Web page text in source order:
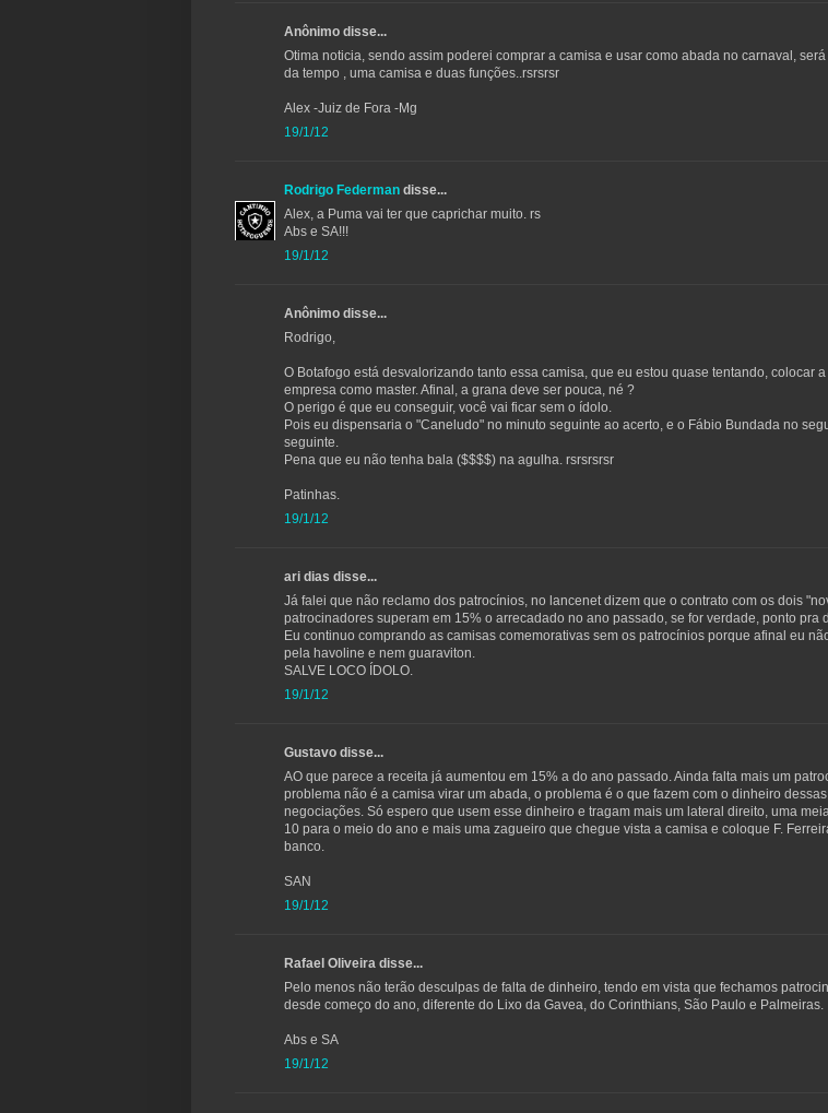
Anônimo disse...
Otima noticia, sendo assim poderei comprar a camisa e usar como abada no carnaval,
da tempo , uma camisa e duas funções..rsrsrsr
Alex -Juiz de Fora -Mg
19/1/12
Rodrigo Federman disse...
Alex, a Puma vai ter que caprichar muito. rs
Abs e SA!!!
19/1/12
Anônimo disse...
Rodrigo,
O Botafogo está desvalorizando tanto essa camisa, que eu estou quase tentando, colocar
empresa como master. Afinal, a grana deve ser pouca, né ?
O perigo é que eu conseguir, você vai ficar sem o ídolo.
Pois eu dispensaria o "Caneludo" no minuto seguinte ao acerto, e o Fábio Bundada no
seguinte.
Pena que eu não tenha bala ($$$$) na agulha. rsrsrsrsr
Patinhas.
19/1/12
ari dias disse...
Já falei que não reclamo dos patrocínios, no lancenet dizem que o contrato com os dois
patrocinadores superam em 15% o arrecadado no ano passado, se for verdade, ponto pra
Eu continuo comprando as camisas comemorativas sem os patrocínios porque afinal eu
pela havoline e nem guaraviton.
SALVE LOCO ÍDOLO.
19/1/12
Gustavo disse...
AO que parece a receita já aumentou em 15% a do ano passado. Ainda falta mais um
problema não é a camisa virar um abada, o problema é o que fazem com o dinheiro dessas
negociações. Só espero que usem esse dinheiro e tragam mais um lateral direito, uma
10 para o meio do ano e mais uma zagueiro que chegue vista a camisa e coloque F.
banco.
SAN
19/1/12
Rafael Oliveira disse...
Pelo menos não terão desculpas de falta de dinheiro, tendo em vista que fechamos
desde começo do ano, diferente do Lixo da Gavea, do Corinthians, São Paulo e Palmeiras.
Abs e SA
19/1/12